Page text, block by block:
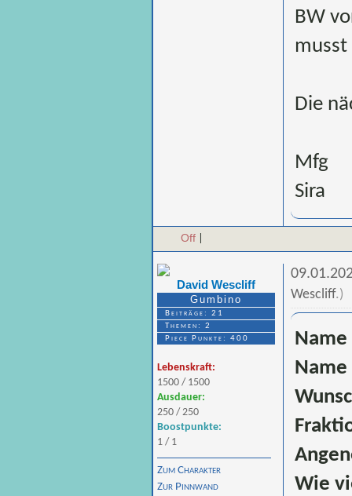
BW
Die
Mfg
Sira
Off
David Wescliff
Gumbino
Beiträge: 21
Themen: 2
Piece Punkte: 400
Lebenskraft:
1500 / 1500
Ausdauer:
250 / 250
Boostpunkte:
1 / 1
Zum Charakter
Zur Pinnwand
Wescliff. )
Name
Name
Wie